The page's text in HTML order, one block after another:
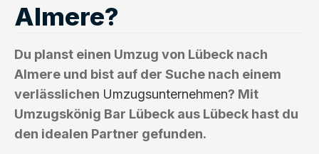
Almere?
Du planst einen Umzug von Lübeck nach
Almere und bist auf der Suche nach einem
verlässlichen Umzugsunternehmen? Mit
Umzugskönig Bar Lübeck aus Lübeck hast du
den idealen Partner gefunden.